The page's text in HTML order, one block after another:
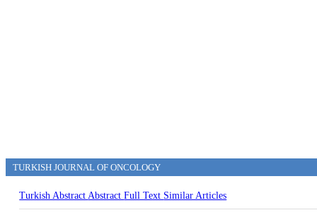
TURKISH JOURNAL OF ONCOLOGY
Turkish AbstractAbstractFull Text Similar Articles